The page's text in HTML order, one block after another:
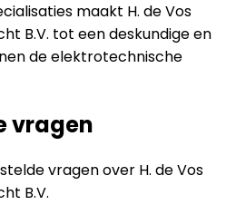
maakt H. de Vos
B.V. tot een deskundige en
de elektrotechnische
vragen
vragen over H. de Vos
B.V.